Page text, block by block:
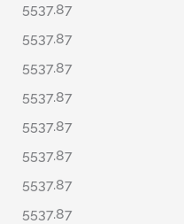
5537.87
5537.87
5537.87
5537.87
5537.87
5537.87
5537.87
5537.87